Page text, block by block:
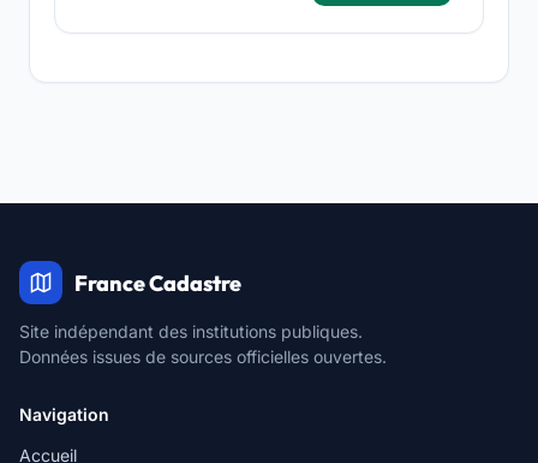
France Cadastre
Site indépendant des institutions publiques.
Données issues de sources officielles ouvertes.
Navigation
Accueil